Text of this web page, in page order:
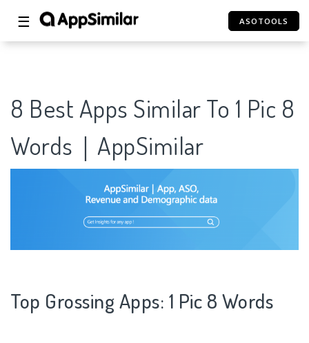
☰ ASOTOOLS
8 Best Apps Similar To 1 Pic 8
Words｜AppSimilar
Top Grossing Apps: 1 Pic 8 Words